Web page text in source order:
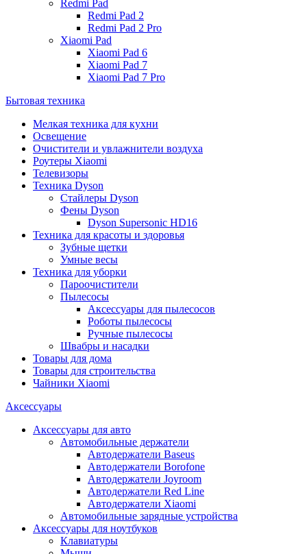
Redmi Pad
Redmi Pad 2
Redmi Pad 2 Pro
Xiaomi Pad
Xiaomi Pad 6
Xiaomi Pad 7
Xiaomi Pad 7 Pro
Бытовая техника
Мелкая техника для кухни
Освещение
Очистители и увлажнители воздуха
Роутеры Xiaomi
Телевизоры
Техника Dyson
Стайлеры Dyson
Фены Dyson
Dyson Supersonic HD16
Техника для красоты и здоровья
Зубные щетки
Умные весы
Техника для уборки
Пароочистители
Пылесосы
Аксессуары для пылесосов
Роботы пылесосы
Ручные пылесосы
Швабры и насадки
Товары для дома
Товары для строительства
Чайники Xiaomi
Аксессуары
Аксессуары для авто
Автомобильные держатели
Автодержатели Baseus
Автодержатели Borofone
Автодержатели Joyroom
Автодержатели Red Line
Автодержатели Xiaomi
Автомобильные зарядные устройства
Аксессуары для ноутбуков
Клавиатуры